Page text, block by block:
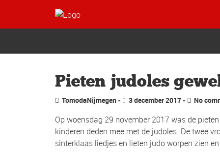
Pieten judoles
TomodaNijmegen 3 december 2017 No
Op woensdag 29 november 2017 was de
kinderen deden mee met de judoles. De twee
sinterklaas liedjes en lieten judo worpen zien